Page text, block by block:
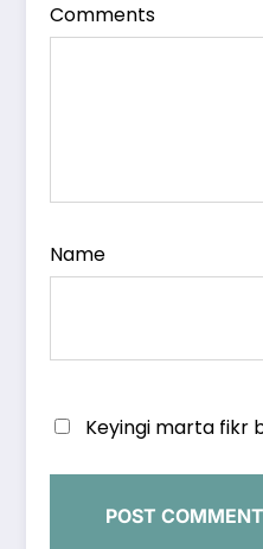
Comments
Name
Keyingi marta fikr